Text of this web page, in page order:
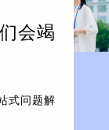
会竭
式问题解